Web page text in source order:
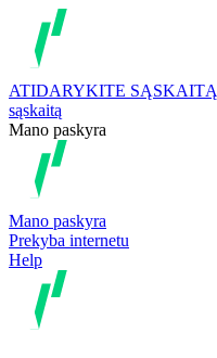
ATIDARYKITE SĄSKAITĄ
sąskaitą
Mano paskyra
Mano paskyra
Prekyba internetu
Help